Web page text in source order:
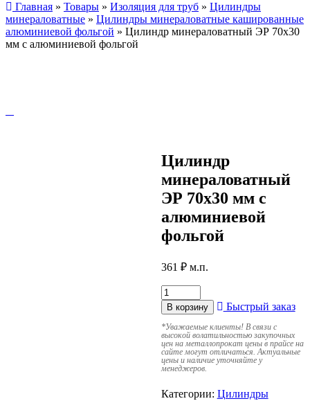
Главная » Товары » Изоляция для труб » Цилиндры
минераловатные » Цилиндры минераловатные кашированные
алюминиевой фольгой » Цилиндр минераловатный ЭР 70х30
мм с алюминиевой фольгой
Цилиндр
минераловатный
ЭР 70х30 мм с
алюминиевой
фольгой
361 ₽ м.п.
В корзину Быстрый заказ
*Уважаемые клиенты! В связи с
высокой волатильностью закупочных
цен на металлопрокат цены в прайсе на
сайте могут отличаться. Актуальные
цены и наличие уточняйте у
менеджеров.
Категории: Цилиндры